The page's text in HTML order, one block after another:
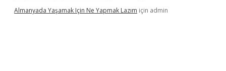
Almanyada Yaşamak Için Ne Yapmak Lazım için admin